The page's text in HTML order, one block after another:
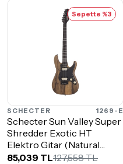
Sepette %3
SCHECTER 1269-E
Schecter Sun Valley Super
Shredder Exotic HT
Elektro Gitar (Natural
Satin)
85,039 TL127,558 TL